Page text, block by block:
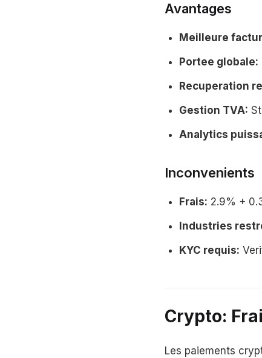
Avantages
Meilleure
Portee globale:
Recuperation
Gestion TVA:
Analytics
Inconvenients
Frais: 2.9% +
Industries
KYC requis:
Crypto:
Les paiements